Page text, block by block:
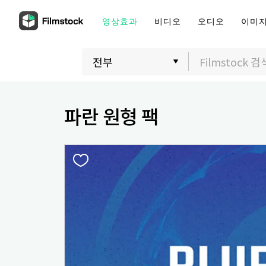
영상효과 비디오 오디오 이미
파란 원형 팩